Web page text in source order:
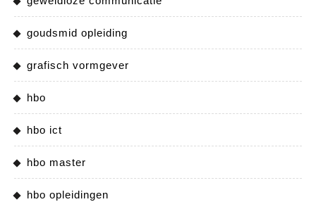
goudsmid opleiding
grafisch vormgever
hbo
hbo ict
hbo master
hbo opleidingen